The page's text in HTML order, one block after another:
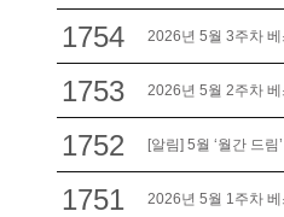
1754 2026년 5월 3주차
1753 2026년 5월 2주차
1752 [알림] 5월 ‘월간 드
1751 2026년 5월 1주차